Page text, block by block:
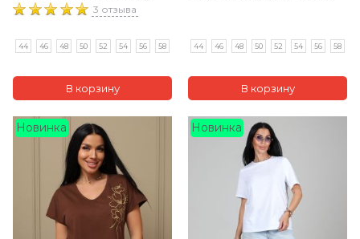
3 отзыва
44 46 48 50 52 54 56 58 44 46 48 50 52 54 56 58
Новинка Новинка